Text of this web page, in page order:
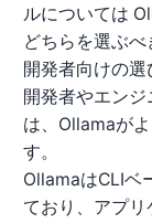
ルについては
どちらを選ぶ
開発者向けの選
開発者やエン
は、Ollamaが
す。
OllamaはCLIベ
ており、アプ